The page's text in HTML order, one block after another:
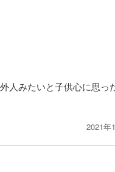
人みたいと子供心に思っ
2021年